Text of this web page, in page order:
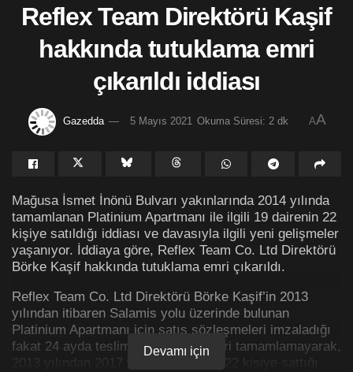
Reflex Team Direktörü Kaşif
hakkında tutuklama emri
çıkarıldı iddiası
Gazedda 5 Mayıs 2021 Okuma Süresi: 2 dk AA
Mağusa İsmet İnönü Bulvarı yakınlarında 2014 yılında
tamamlanan Platinium Apartmanı ile ilgili 19 dairenin 22
kişiye satıldığı iddiası ve davasıyla ilgili yeni gelişmeler
yaşanıyor. İddiaya göre, Reflex Team Co. Ltd Direktörü
Börke Kaşif hakkında tutuklama emri çıkarıldı.
Reflex Team Co. Ltd Direktörü Börke Kaşif’in 2013
yılından itibaren Salamis yolu üzerinde bulunan
Platinium Apartmanı için satış sözleşmeleri imzaladığı
fakat 24 ayda teslim edeceği daireleri tamamlamayarak,
2013 yılından 2017 yılına 19 daireyi 22 kişiye sattığı
Devamı için